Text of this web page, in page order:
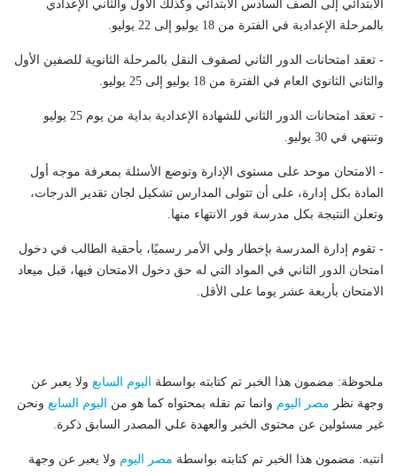
الابتدائي إلى الصف السادس الابتدائي وكذلك الأول والثاني الإعدادي
بالمرحلة الإعدادية في الفترة من 18 يوليو إلى 22 يوليو.
- تعقد امتحانات الدور الثاني لصفوف النقل بالمرحلة الثانوية للصفين الأول
والثاني الثانوي العام في الفترة من 18 يوليو إلى 25 يوليو.
- تعقد امتحانات الدور الثاني للشهادة الإعدادية بداية من يوم 25 يوليو
وتنتهي في 30 يوليو.
- الامتحان موحد على مستوى الإدارة وتوضع الأسئلة بمعرفة موجه أول
المادة بكل إدارة، على أن تتولى المدارس تشكيل لجان تقدير الدرجات،
وتعلن النتيجة بكل مدرسة فور الانتهاء منها.
- تقوم إدارة المدرسة بإخطار ولي الأمر رسميًا، بأحقية الطالب في دخول
امتحان الدور الثاني في المواد التي له حق دخول الامتحان فيها، قبل ميعاد
الامتحان بأربعة عشر يوما على الأقل.
ملحوظة: مضمون هذا الخبر تم كتابته بواسطة اليوم السابع ولا يعبر عن
وجهة نظر مصر اليوم وانما تم نقله بمحتواه كما هو من اليوم السابع ونحن
غير مسئولين عن محتوى الخبر والعهدة علي المصدر السابق ذكرة.
انتبه: مضمون هذا الخبر تم كتابته بواسطة مصر اليوم ولا يعبر عن وجهة